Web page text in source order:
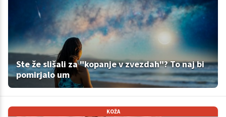
Ste že slišali za "kopanje v zvezdah"? To naj bi
pomirjalo um
KOŽA